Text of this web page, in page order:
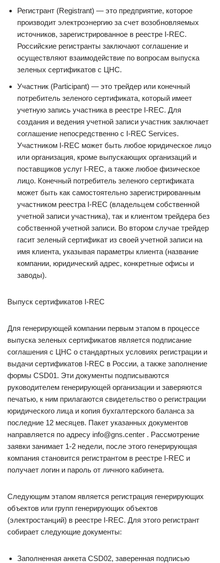
Регистрант (Registrant) — это предприятие, которое
производит электроэнергию за счет возобновляемых
источников, зарегистрированное в реестре I-REC.
Российские регистранты заключают соглашение и
осуществляют взаимодействие по вопросам выпуска
зеленых сертификатов с ЦНС.
Участник (Participant) — это трейдер или конечный
потребитель зеленого сертификата, который имеет
учетную запись участника в реестре I-REC. Для
создания и ведения учетной записи участник заключает
соглашение непосредственно с I-REC Services.
Участником I-REC может быть любое юридическое лицо
или организация, кроме выпускающих организаций и
поставщиков услуг I-REC, а также любое физическое
лицо. Конечный потребитель зеленого сертификата
может быть как самостоятельно зарегистрированным
участником реестра I-REC (владельцем собственной
учетной записи участника), так и клиентом трейдера без
собственной учетной записи. Во втором случае трейдер
гасит зеленый сертификат из своей учетной записи на
имя клиента, указывая параметры клиента (название
компании, юридический адрес, конкретные офисы и
заводы).
Выпуск сертификатов I-REC
Для генерирующей компании первым этапом в процессе
выпуска зеленых сертификатов является подписание
соглашения с ЦНС о стандартных условиях регистрации и
выдачи сертификатов I-REC в России, а также заполнение
формы CSD01. Эти документы подписываются
руководителем генерирующей организации и заверяются
печатью, к ним прилагаются свидетельство о регистрации
юридического лица и копия бухгалтерского баланса за
последние 12 месяцев. Пакет указанных документов
направляется по адресу info@gns.center . Рассмотрение
заявки занимает 1-2 недели, после этого генерирующая
компания становится регистрантом в реестре I-REC и
получает логин и пароль от личного кабинета.
Следующим этапом является регистрация генерирующих
объектов или групп генерирующих объектов
(электростанций) в реестре I-REC. Для этого регистрант
собирает следующие документы:
Заполненная анкета CSD02, заверенная подписью